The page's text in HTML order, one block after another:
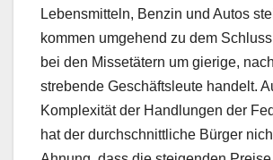
Lebensmitteln, Benzin und Autos
kommen umgehend zu dem
bei den Missetätern um gierige,
strebende Geschäftsleute handelt.
Komplexität der Handlungen der
hat der durchschnittliche Bürger